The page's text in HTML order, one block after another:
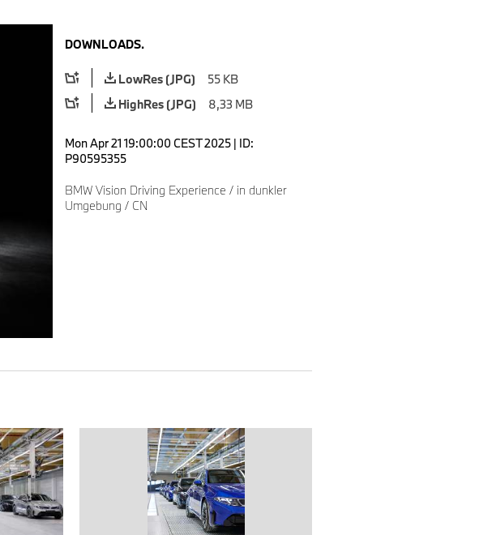
DOWNLOADS.
LowRes (JPG)
55 KB
HighRes (JPG)
8,33 MB
Mon Apr 21 19:00:00 CEST 2025 | ID:
P90595355
BMW Vision Driving Experience / in dunkler
Umgebung / CN